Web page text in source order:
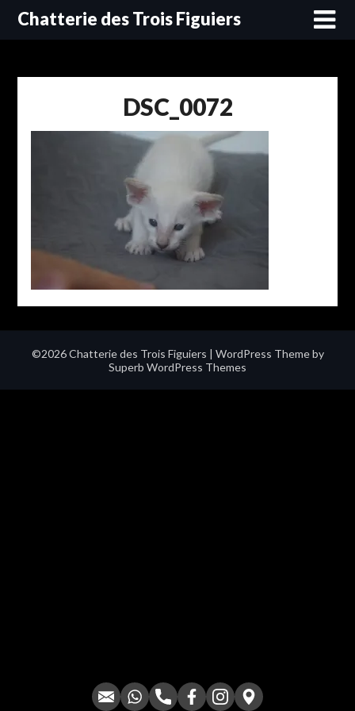
SkipChatterie des Trois Figuiers
DSC_0072
©2026 Chatterie des Trois Figuiers | WordPress Theme by
Superb WordPress Themes